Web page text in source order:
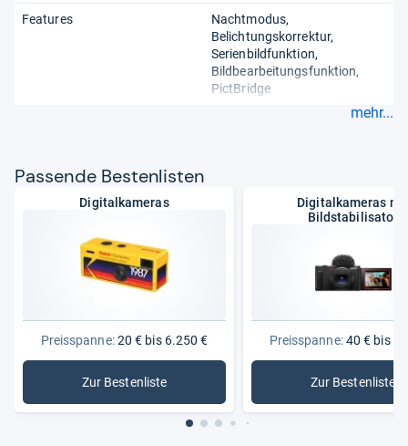
Features
Nachtmodus
Belichtungskorrektur
Serienbildfunktion
Bildbearbeitungsfunktion
PictBridge
mehr...
Pas­sende Bes­ten­lis­ten
Digitalkameras
Preisspanne:20 € bis 6.250 €
Zur Bestenliste: Digitalkameras
Digitalkameras mit
Bildstabilisator
Preisspanne:40 € bis
Zur Bestenliste
: